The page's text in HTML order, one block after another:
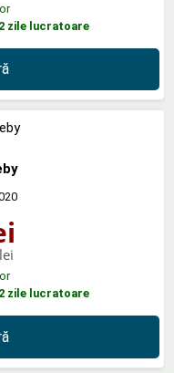
zile lucratoare
zile lucratoare